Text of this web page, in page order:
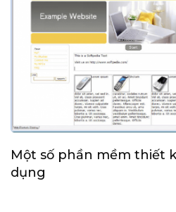
Một số phần mềm thiết
dụng